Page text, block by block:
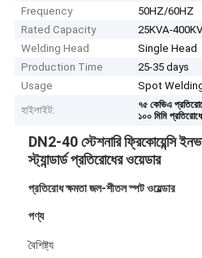
Frequency
50HZ/60HZ
Rated Capacity
25KVA-
Welding Head
Single Head
Production Time
25-35 days
Usage
Spot
হাইলাইট:
৭৫ কেভিএ
১০০ মিমি
DN2-40 স্টেশনারি ফ্রিকোয়েন্সি
স্ট্যান্ডার্ড প্রতিরোধের ওয়েডার
প্রতিরোধ ক্ষমতা জল-শীতল স্পট ওয়েল্ডার
পণ্য
বৈশিষ্ট্য